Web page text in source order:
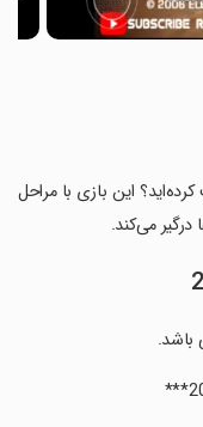
‏شبیه ساز فوتسال 2024 را نصب کرده‌اید؟ این بازی با مراحل
می‌کند.